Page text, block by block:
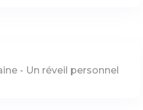
- Un réveil personnel